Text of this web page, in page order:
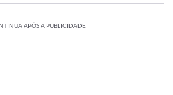
APÓS A PUBLICIDADE